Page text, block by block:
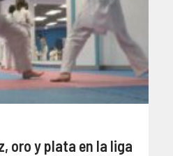
oro y plata en la liga